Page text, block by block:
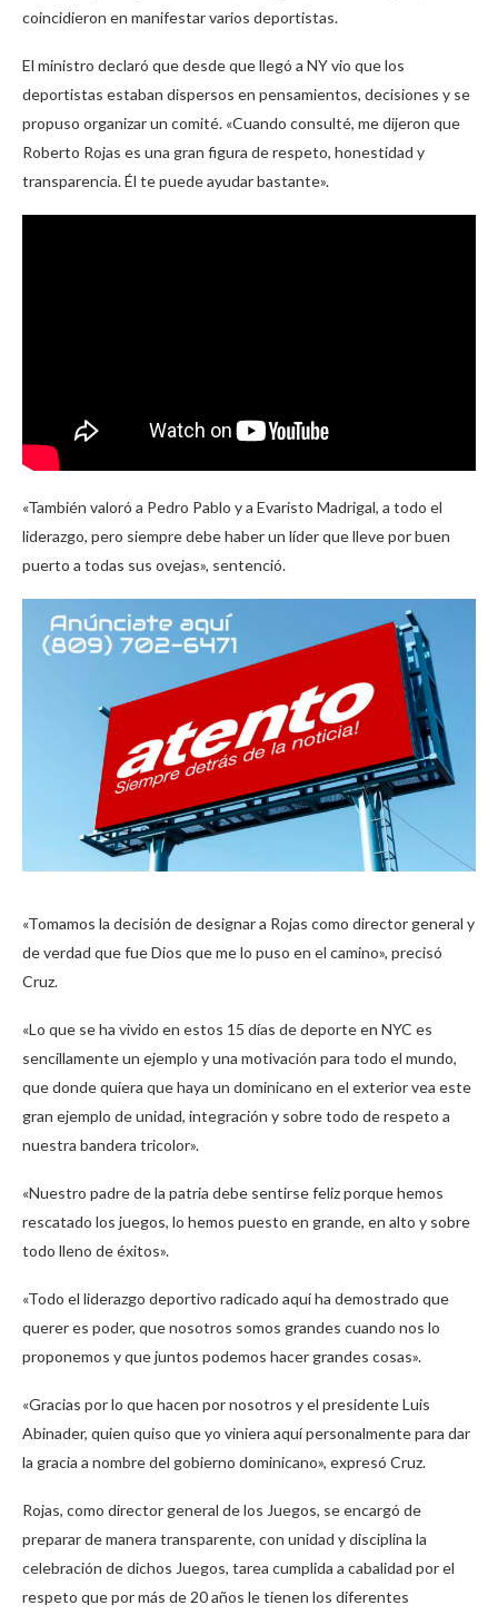
coincidieron en manifestar varios deportistas.
El ministro declaró que desde que llegó a NY vio que los
deportistas estaban dispersos en pensamientos, decisiones y se
propuso organizar un comité. «Cuando consulté, me dijeron que
Roberto Rojas es una gran figura de respeto, honestidad y
transparencia. Él te puede ayudar bastante».
«También valoró a Pedro Pablo y a Evaristo Madrigal, a todo el
liderazgo, pero siempre debe haber un líder que lleve por buen
puerto a todas sus ovejas», sentenció.
«Tomamos la decisión de designar a Rojas como director general y
de verdad que fue Dios que me lo puso en el camino», precisó
Cruz.
«Lo que se ha vivido en estos 15 días de deporte en NYC es
sencillamente un ejemplo y una motivación para todo el mundo,
que donde quiera que haya un dominicano en el exterior vea este
gran ejemplo de unidad, integración y sobre todo de respeto a
nuestra bandera tricolor».
«Nuestro padre de la patria debe sentirse feliz porque hemos
rescatado los juegos, lo hemos puesto en grande, en alto y sobre
todo lleno de éxitos».
«Todo el liderazgo deportivo radicado aquí ha demostrado que
querer es poder, que nosotros somos grandes cuando nos lo
proponemos y que juntos podemos hacer grandes cosas».
«Gracias por lo que hacen por nosotros y el presidente Luis
Abinader, quien quiso que yo viniera aquí personalmente para dar
la gracia a nombre del gobierno dominicano», expresó Cruz.
Rojas, como director general de los Juegos, se encargó de
preparar de manera transparente, con unidad y disciplina la
celebración de dichos Juegos, tarea cumplida a cabalidad por el
respeto que por más de 20 años le tienen los diferentes